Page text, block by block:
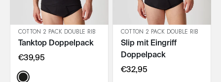
IN DEN WARENKORB
COTTON 2 PACK DOUBLE RIB
Tanktop Doppelpack
€39,95
Color:
IN DEN WARENKORB
COTTON 2 PACK DOUBLE RIB
Slip mit Eingriff
Doppelpack
€32,95